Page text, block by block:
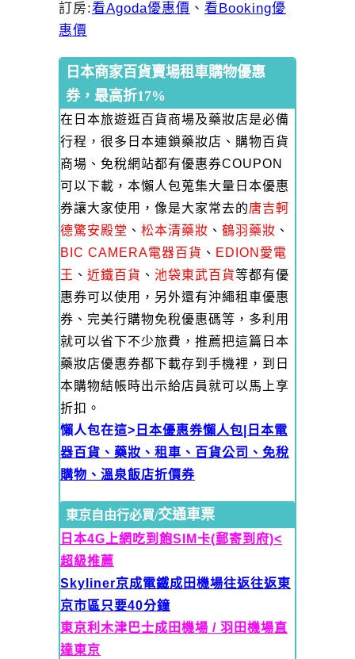
訂房:看Agoda優惠價 、 看Booking優
惠價
日本商家百貨賣場租車購物優惠
券，最高折17%
在日本旅遊逛百貨商場及藥妝店是必備
行程，很多日本連鎖藥妝店、購物百貨
商場、免稅網站都有優惠券COUPON
可以下載，本懶人包蒐集大量日本優惠
券讓大家使用，像是大家常去的唐吉軻
德驚安殿堂 、 松本清藥妝 、 鶴羽藥妝 、
BIC CAMERA電器百貨 、 EDION愛電
王 、 近鐵百貨 、 池袋東武百貨等都有優
惠券可以使用，另外還有沖繩租車優惠
券、完美行購物免稅優惠碼等，多利用
就可以省下不少旅費，推薦把這篇日本
藥妝店優惠券都下載存到手機裡，到日
本購物結帳時出示給店員就可以馬上享
折扣。
懶人包在這> 日本優惠券懶人包|日本電
器百貨、藥妝、租車、百貨公司、免稅
購物、溫泉飯店折價券
東京自由行必買/交通車票
日本4G上網吃到飽SIM卡(郵寄到府)<
超級推薦
Skyliner京成電鐵成田機場往返往返東
京市區只要40分鐘
東京利木津巴士成田機場 / 羽田機場直
達東京